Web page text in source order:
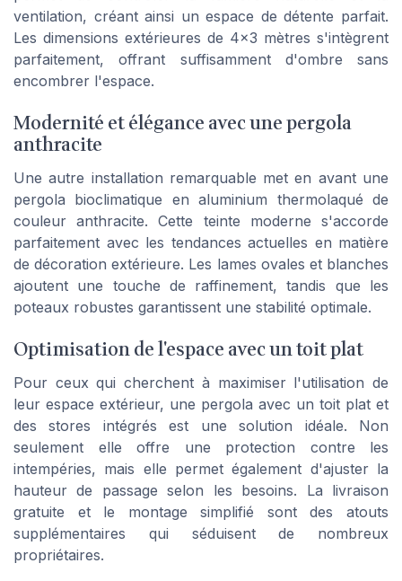
ventilation, créant ainsi un espace de détente parfait.
Les dimensions extérieures de 4x3 mètres s'intègrent
parfaitement, offrant suffisamment d'ombre sans
encombrer l'espace.
Modernité et élégance avec une pergola
anthracite
Une autre installation remarquable met en avant une
pergola bioclimatique en aluminium thermolaqué de
couleur anthracite. Cette teinte moderne s'accorde
parfaitement avec les tendances actuelles en matière
de décoration extérieure. Les lames ovales et blanches
ajoutent une touche de raffinement, tandis que les
poteaux robustes garantissent une stabilité optimale.
Optimisation de l'espace avec un toit plat
Pour ceux qui cherchent à maximiser l'utilisation de
leur espace extérieur, une pergola avec un toit plat et
des stores intégrés est une solution idéale. Non
seulement elle offre une protection contre les
intempéries, mais elle permet également d'ajuster la
hauteur de passage selon les besoins. La livraison
gratuite et le montage simplifié sont des atouts
supplémentaires qui séduisent de nombreux
propriétaires.